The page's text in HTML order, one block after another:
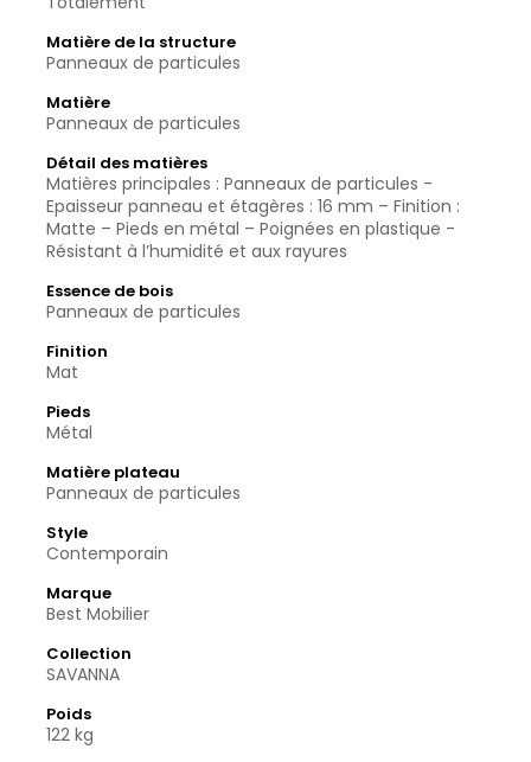
Matière de la structure
Panneaux de particules
Matière
Panneaux de particules
Détail des matières
Matières principales : Panneaux de particules -
Epaisseur panneau et étagères : 16 mm – Finition :
Matte – Pieds en métal – Poignées en plastique -
Résistant à l’humidité et aux rayures
Essence de bois
Panneaux de particules
Finition
Mat
Pieds
Métal
Matière plateau
Panneaux de particules
Style
Contemporain
Marque
Best Mobilier
Collection
SAVANNA
Poids
122 kg